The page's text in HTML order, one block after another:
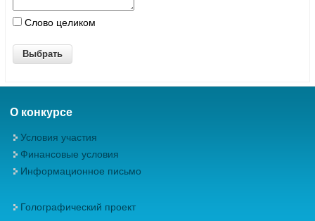
Слово целиком
О конкурсе
Условия участия
Финансовые условия
Информационное письмо
Голографический проект